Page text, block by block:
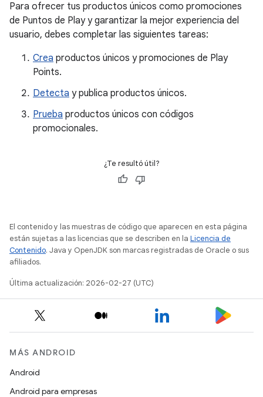
Para ofrecer tus productos únicos como promociones
de Puntos de Play y garantizar la mejor experiencia del
usuario, debes completar las siguientes tareas:
Crea productos únicos y promociones de Play
Points.
Detecta y publica productos únicos.
Prueba productos únicos con códigos
promocionales.
¿Te resultó útil?
El contenido y las muestras de código que aparecen en esta página
están sujetas a las licencias que se describen en la Licencia de
Contenido. Java y OpenJDK son marcas registradas de Oracle o sus
afiliados.
Última actualización: 2026-02-27 (UTC)
MÁS ANDROID
Android
Android para empresas